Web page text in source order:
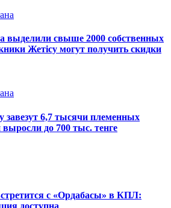
выделили свыше 2000 собственных
Жетісу могут получить скидки
завезут 6,7 тысячи племенных
выросли до 700 тыс. тенге
с «Ордабасы» в КПЛ:
доступна